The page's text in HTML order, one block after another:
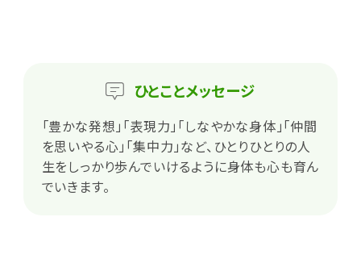
ひとことメッセージ
「豊かな発想」「表現力」「しなやかな身体」「仲間
を思いやる心」「集中力」など、ひとりひとりの人
生をしっかり歩んでいけるように身体も心も育ん
でいきます。